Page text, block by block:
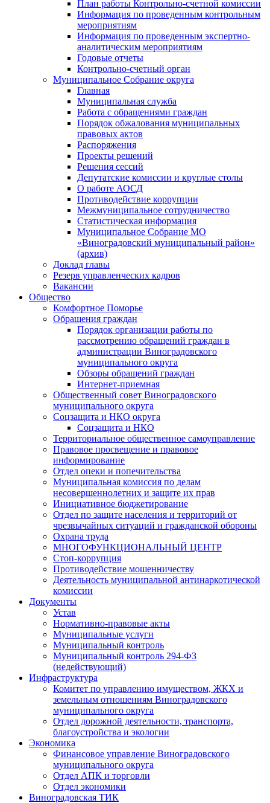
План работы Контрольно-счетной комиссии
Информация по проведенным контрольным
мероприятиям
Информация по проведенным экспертно-
аналитическим мероприятиям
Годовые отчеты
Контрольно-счетный орган
Муниципальное Собрание округа
Главная
Муниципальная служба
Работа с обращениями граждан
Порядок обжалования муниципальных
правовых актов
Распоряжения
Проекты решений
Решения сессий
Депутатские комиссии и круглые столы
О работе АОСД
Противодействие коррупции
Межмуниципальное сотрудничество
Статистическая информация
Муниципальное Собрание МО
«Виноградовский муниципальный район»
(архив)
Доклад главы
Резерв управленческих кадров
Вакансии
Общество
Комфортное Поморье
Обращения граждан
Порядок организации работы по
рассмотрению обращений граждан в
администрации Виноградовского
муниципального округа
Обзоры обращений граждан
Интернет-приемная
Общественный совет Виноградовского
муниципального округа
Соцзащита и НКО округа
Соцзащита и НКО
Территориальное общественное самоуправление
Правовое просвещение и правовое
информирование
Отдел опеки и попечительства
Муниципальная комиссия по делам
несовершеннолетних и защите их прав
Инициативное бюджетирование
Отдел по защите населения и территорий от
чрезвычайных ситуаций и гражданской обороны
Охрана труда
МНОГОФУНКЦИОНАЛЬНЫЙ ЦЕНТР
Стоп-коррупция
Противодействие мошенничеству
Деятельность муниципальной антинаркотической
комиссии
Документы
Устав
Нормативно-правовые акты
Муниципальные услуги
Муниципальный контроль
Муниципальный контроль 294-ФЗ
(недействующий)
Инфраструктура
Комитет по управлению имуществом, ЖКХ и
земельным отношениям Виноградовского
муниципального округа
Отдел дорожной деятельности, транспорта,
благоустройства и экологии
Экономика
Финансовое управление Виноградовского
муниципального округа
Отдел АПК и торговли
Отдел экономики
Виноградовская ТИК